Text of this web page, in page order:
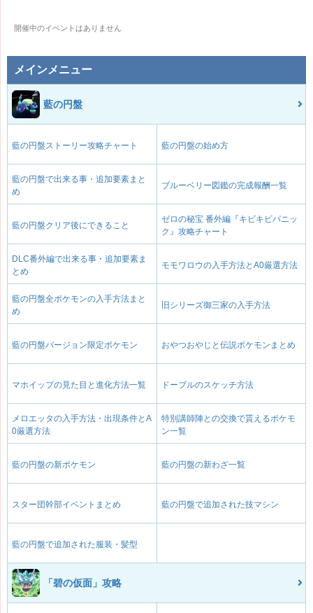
開催中のイベントはありません
メインメニュー
藍の円盤
藍の円盤ストーリー攻略チャート 藍の円盤の始め方
藍の円盤で出来る事・追加要素まと
め
ブルーベリー図鑑の完成報酬一覧
藍の円盤クリア後にできること
ゼロの秘宝 番外編『キビキビパニッ
ク』攻略チャート
DLC番外編で出来る事・追加要素ま
とめ
モモワロウの入手方法とA0厳選方法
藍の円盤全ポケモンの入手方法まと
め
旧シリーズ御三家の入手方法
藍の円盤バージョン限定ポケモン おやつおやじと伝説ポケモンまとめ
マホイップの見た目と進化方法一覧 ドーブルのスケッチ方法
メロエッタの入手方法・出現条件とA
0厳選方法
特別講師陣との交換で貰えるポケモ
ン一覧
藍の円盤の新ポケモン 藍の円盤の新わざ一覧
スター団幹部イベントまとめ 藍の円盤で追加された技マシン
藍の円盤で追加された服装・髪型
「碧の仮面」攻略